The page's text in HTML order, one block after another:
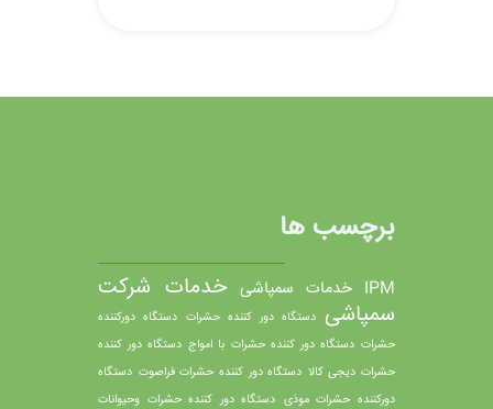
برچسب ها
IPM خدمات سمپاشی خدمات شرکت
سمپاشی دستگاه دور كننده حشرات دستگاه دورکننده
حشرات دستگاه دور کننده حشرات با امواج دستگاه دور کننده
حشرات دیجی کالا دستگاه دور کننده حشرات فراصوت دستگاه
دورکننده حشرات موذی دستگاه دور کننده حشرات وحیوانات